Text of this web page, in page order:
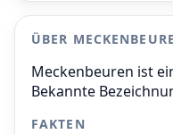
ÜBER
Meckenbeuren ist
Bekannte
FAKTEN